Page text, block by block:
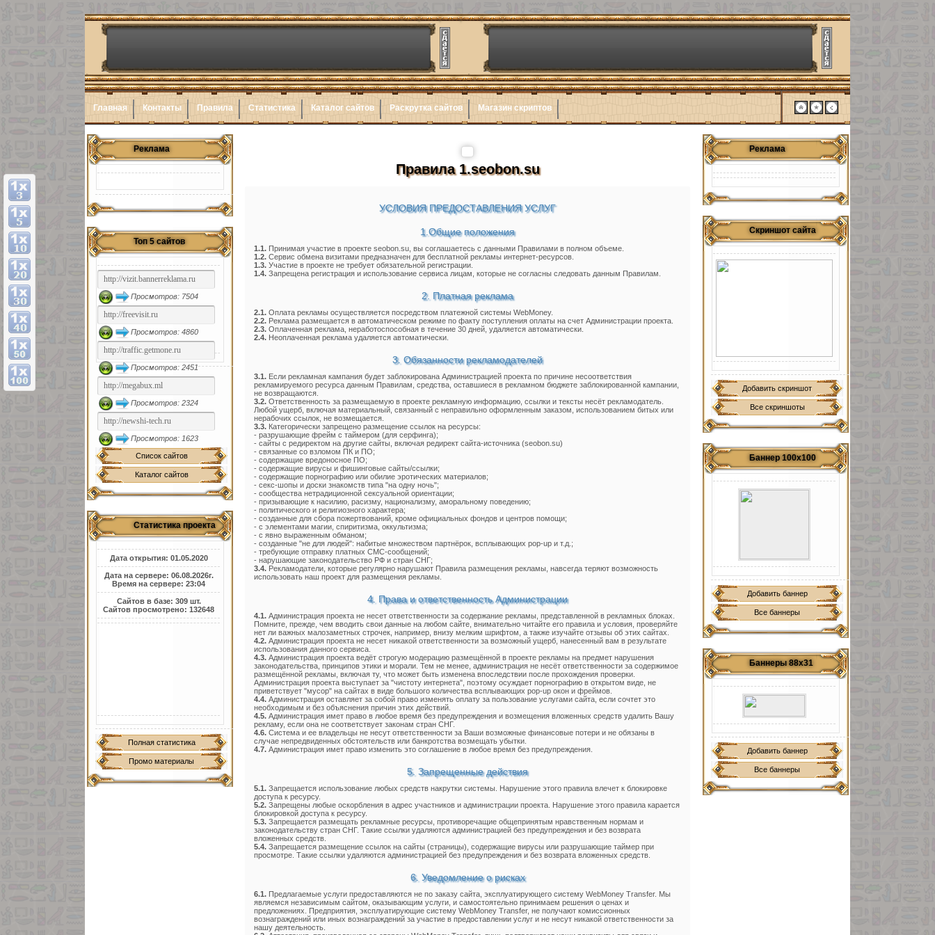
Главная Контакты Правила Статистика Каталог сайтов Раскрутка сайтов Магазин скриптов
Реклама
Топ 5 сайтов
Просмотров: 7504
Просмотров: 4860
Просмотров: 2451
Просмотров: 2324
Просмотров: 1623
Список сайтов
Каталог сайтов
Статистика проекта
Дата открытия: 01.05.2020
Дата на сервере: 06.08.2026г.
Время на сервере: 23:04
Сайтов в базе: 309 шт.
Сайтов просмотрено: 132648
Полная статистика
Промо материалы
Реклама
Скриншот сайта
Добавить скриншот
Все скриншоты
Баннер 100х100
Добавить баннер
Все баннеры
Баннеры 88х31
Добавить баннер
Все баннеры
Правила 1.seobon.su
УСЛОВИЯ ПРЕДОСТАВЛЕНИЯ УСЛУГ
1.Общие положения
1.1. Принимая участие в проекте seobon.su, вы соглашаетесь с данными Правилами в полном объеме.
1.2. Сервис обмена визитами предназначен для бесплатной рекламы интернет-ресурсов.
1.3. Участие в проекте не требует обязательной регистрации.
1.4. Запрещена регистрация и использование сервиса лицам, которые не согласны следовать данным Правилам.
2. Платная реклама
2.1. Оплата рекламы осуществляется посредством платежной системы WebMoney.
2.2. Реклама размещается в автоматическом режиме по факту поступления оплаты на счет Администрации проекта.
2.3. Оплаченная реклама, неработоспособная в течение 30 дней, удаляется автоматически.
2.4. Неоплаченная реклама удаляется автоматически.
3. Обязанности рекламодателей
3.1. Если рекламная кампания будет заблокирована Администрацией проекта по причине несоответствия
рекламируемого ресурса данным Правилам, средства, оставшиеся в рекламном бюджете заблокированной кампании,
не возвращаются.
3.2. Ответственность за размещаемую в проекте рекламную информацию, ссылки и тексты несёт рекламодатель.
Любой ущерб, включая материальный, связанный с неправильно оформленным заказом, использованием битых или
нерабочих ссылок, не возмещается.
3.3. Категорически запрещено размещение ссылок на ресурсы:
- разрушающие фрейм с таймером (для серфинга);
- сайты с редиректом на другие сайты, включая редирект сайта-источника (seobon.su)
- связанные со взломом ПК и ПО;
- содержащие вредоносное ПО;
- содержащие вирусы и фишинговые сайты/ссылки;
- содержащие порнографию или обилие эротических материалов;
- секс-шопы и доски знакомств типа "на одну ночь";
- сообщества нетрадиционной сексуальной ориентации;
- призывающие к насилию, расизму, национализму, аморальному поведению;
- политического и религиозного характера;
- созданные для сбора пожертвований, кроме официальных фондов и центров помощи;
- с элементами магии, спиритизма, оккультизма;
- с явно выраженным обманом;
- созданные "не для людей": набитые множеством партнёрок, всплывающих pop-up и т.д.;
- требующие отправку платных СМС-сообщений;
- нарушающие законодательство РФ и стран СНГ;
3.4. Рекламодатели, которые регулярно нарушают Правила размещения рекламы, навсегда теряют возможность
использовать наш проект для размещения рекламы.
4. Права и ответственность Администрации
4.1. Администрация проекта не несет ответственности за содержание рекламы, представленной в рекламных блоках.
Помните, прежде, чем вводить свои данные на любом сайте, внимательно читайте его правила и условия, проверяйте
нет ли важных малозаметных строчек, например, внизу мелким шрифтом, а также изучайте отзывы об этих сайтах.
4.2. Администрация проекта не несет никакой ответственности за возможный ущерб, нанесенный вам в результате
использования данного сервиса.
4.3. Администрация проекта ведёт строгую модерацию размещённой в проекте рекламы на предмет нарушения
законодательства, принципов этики и морали. Тем не менее, администрация не несёт ответственности за содержимое
размещённой рекламы, включая ту, что может быть изменена впоследствии после прохождения проверки.
Администрация проекта выступает за "чистоту интернета", поэтому осуждает порнографию в открытом виде, не
приветствует "мусор" на сайтах в виде большого количества всплывающих pop-up окон и фреймов.
4.4. Администрация оставляет за собой право изменять оплату за пользование услугами сайта, если сочтет это
необходимым и без объяснения причин этих действий.
4.5. Администрация имет право в любое время без предупреждения и возмещения вложенных средств удалить Вашу
рекламу, если она не соответствует законам стран СНГ.
4.6. Система и ее владельцы не несут ответственности за Ваши возможные финансовые потери и не обязаны в
случае непредвиденных обстоятельств или банкротства возмещать убытки.
4.7. Администрация имет право изменить это соглашение в любое время без предупреждения.
5. Запрещенные действия
5.1. Запрещается использование любых средств накрутки системы. Нарушение этого правила влечет к блокировке
доступа к ресурсу.
5.2. Запрещены любые оскорбления в адрес участников и администрации проекта. Нарушение этого правила карается
блокировкой доступа к ресурсу.
5.3. Запрещается размещать рекламные ресурсы, противоречащие общепринятым нравственным нормам и
законодательству стран СНГ. Такие ссылки удаляются администрацией без предупреждения и без возврата
вложенных средств.
5.4. Запрещается размещение ссылок на сайты (страницы), содержащие вирусы или разрушающие таймер при
просмотре. Такие ссылки удаляются администрацией без предупреждения и без возврата вложенных средств.
6. Уведомление о рисках
6.1. Предлагаемые услуги предоставляются не по заказу сайта, эксплуатирующего систему WebMoney Transfer. Мы
являемся независимым сайтом, оказывающим услуги, и самостоятельно принимаем решения о ценах и
предложениях. Предприятия, эксплуатирующие систему WebMoney Transfer, не получают комиссионных
вознаграждений или иных вознаграждений за участие в предоставлении услуг и не несут никакой ответственности за
нашу деятельность.